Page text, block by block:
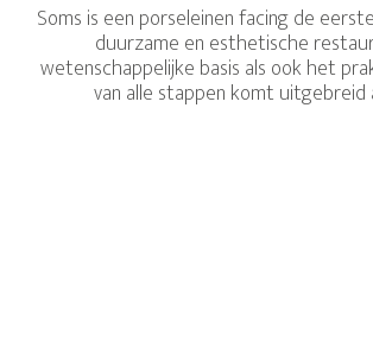
Soms is een porseleinen facing de
duurzame en esthetische
wetenschappelijke basis als ook het
van alle stappen komt uitgebreid